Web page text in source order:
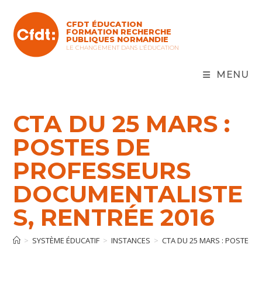
content
CFDT ÉDUCATION
FORMATION RECHERCHE
PUBLIQUES NORMANDIE
LE CHANGEMENT DANS L'ÉDUCATION
MENU
CTA DU 25 MARS :
POSTES DE
PROFESSEURS
DOCUMENTALISTE
S, RENTRÉE 2016
> SYSTÈME ÉDUCATIF > INSTANCES > CTA DU 25 MARS : POSTES